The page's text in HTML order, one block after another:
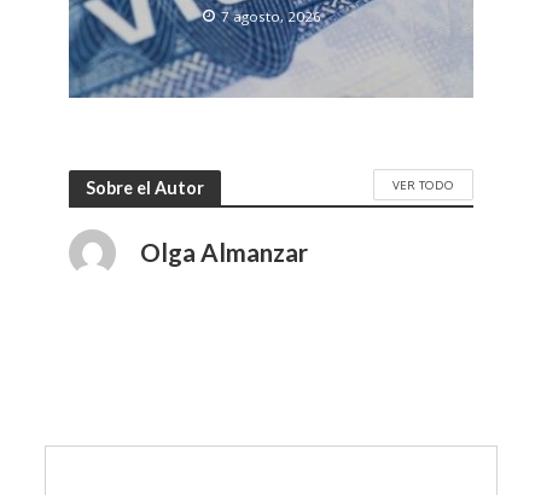
7 agosto, 2026
Sobre el Autor VER TODO
Olga Almanzar